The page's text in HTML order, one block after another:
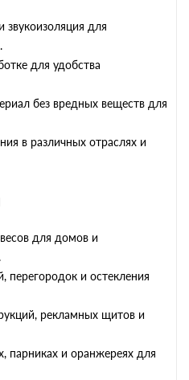
звукоизоляция для
для удобства
без вредных веществ для
в различных отраслях и
для домов и
перегородок и остекления
рекламных щитов и
парниках и оранжереях для